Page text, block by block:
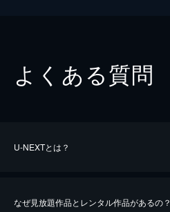
よくある質問
U-NEXTとは？
なぜ見放題作品とレンタル作品があるの？